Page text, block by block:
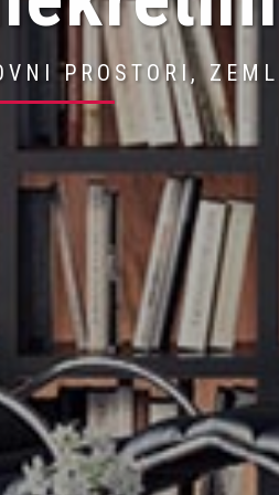
OD